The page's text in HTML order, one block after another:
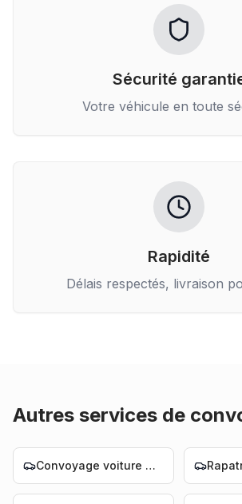
Sécurité
Votre véhicule en toute
Rapidité
Délais respectés, livraison
Autres services de
Convoyage voiture Nantes